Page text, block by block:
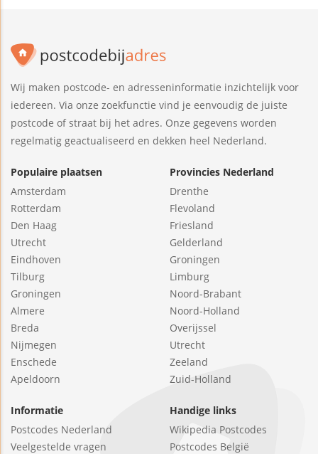
Wij maken postcode- en adresseninformatie inzichtelijk voor
iedereen. Via onze zoekfunctie vind je eenvoudig de juiste
postcode of straat bij het adres. Onze gegevens worden
regelmatig geactualiseerd en dekken heel Nederland.
Populaire plaatsen
Amsterdam
Rotterdam
Den Haag
Utrecht
Eindhoven
Tilburg
Groningen
Almere
Breda
Nijmegen
Enschede
Apeldoorn
Provincies Nederland
Drenthe
Flevoland
Friesland
Gelderland
Groningen
Limburg
Noord-Brabant
Noord-Holland
Overijssel
Utrecht
Zeeland
Zuid-Holland
Informatie
Postcodes Nederland
Veelgestelde vragen
Handige links
Wikipedia Postcodes
Postcodes België